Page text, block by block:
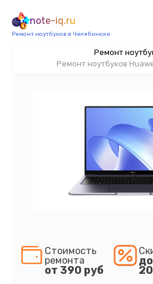
note-iq.ru
Ремонт ноутбуков в Челябинске
Ремонт
Ремонт ноутбуков
Стоимость
ремонта
от 390 руб
до